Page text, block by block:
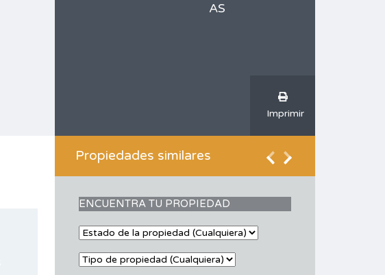
AS
Imprimir
Propiedades similares
ENCUENTRA TU PROPIEDAD